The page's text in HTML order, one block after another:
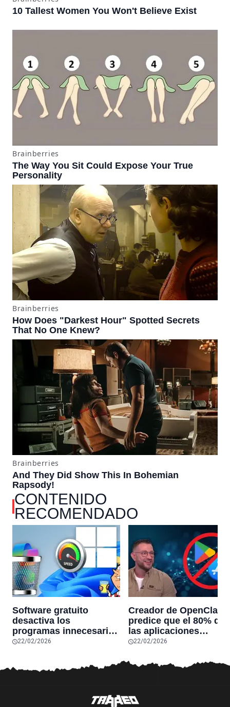
CONTENIDO
RECOMENDADO
Software gratuito
desactiva los
programas innecesarios
de Windows 11 y
reduciendo el uso de la
RAM y mucho más
22/02/2026
Creador de OpenClaw
predice que el 80% de
las aplicaciones
actuales
sobrevivirán las
hardware
22/02/2026